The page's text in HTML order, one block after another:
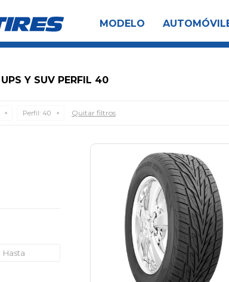
MODELO
Y SUV PERFIL 40
Perfil: 40 Quitar filtros